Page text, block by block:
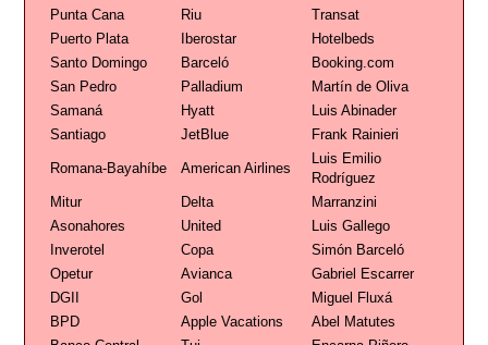
Punta Cana Riu
Transat
Puerto Plata
Iberostar
Hotelbeds
Santo Domingo
Barceló
Booking.com
San Pedro
Palladium
Martín de Oliva
Samaná
Hyatt
Luis Abinader
Santiago
JetBlue Frank Rainieri
Romana-Bayahíbe American Airlines
Luis Emilio
Rodríguez
Mitur
Delta
Marranzini
Asonahores
United
Luis Gallego
Inverotel
Copa
Simón Barceló
Opetur
Avianca
Gabriel Escarrer
DGII
Gol
Miguel Fluxá
BPD
Apple Vacations
Abel Matutes